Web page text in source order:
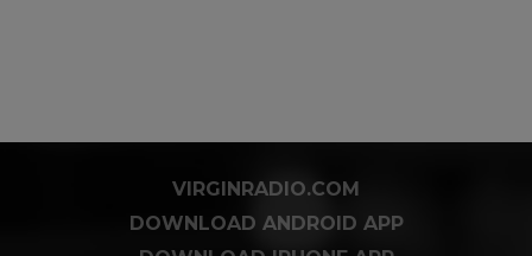
VIRGINRADIO.COM
DOWNLOAD ANDROID APP